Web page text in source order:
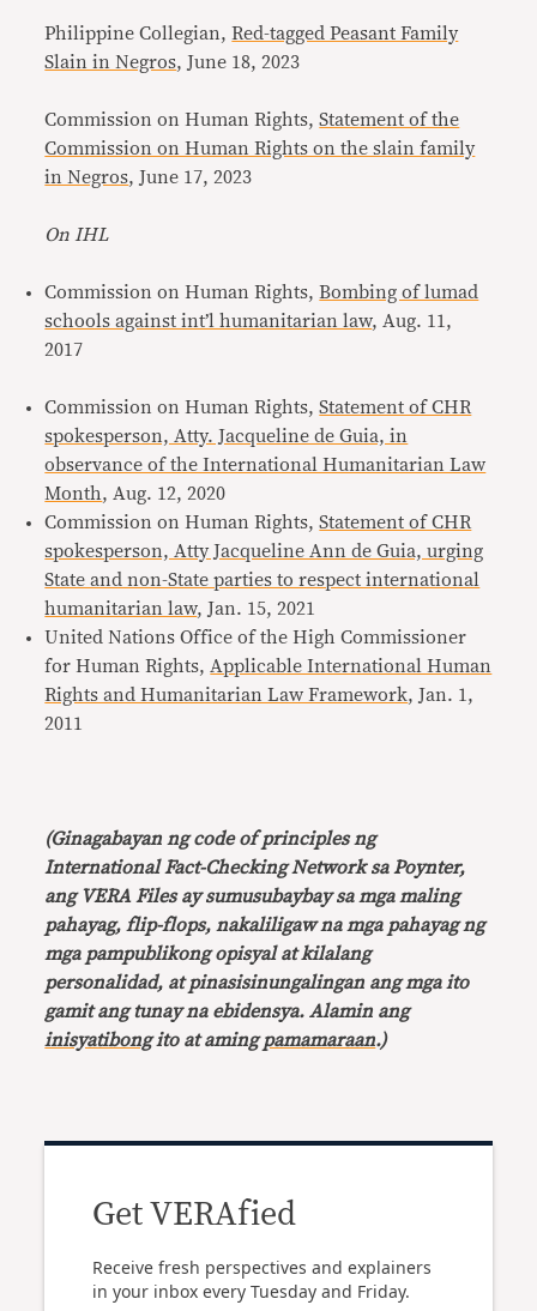
Philippine Collegian,Red-tagged Peasant Family
Slain in Negros, June 18, 2023
Commission on Human Rights,Statement of the
Commission on Human Rights on the slain family
in Negros, June 17, 2023
On IHL
Commission on Human Rights,Bombing of lumad
schools against int’l humanitarian law, Aug. 11,
2017
Commission on Human Rights,Statement of CHR
spokesperson, Atty. Jacqueline de Guia, in
observance of the International Humanitarian Law
Month, Aug. 12, 2020
Commission on Human Rights,Statement of CHR
spokesperson, Atty Jacqueline Ann de Guia, urging
State and non-State parties to respect international
humanitarian law, Jan. 15, 2021
United Nations Office of the High Commissioner
for Human Rights,Applicable International Human
Rights and Humanitarian Law Framework, Jan. 1,
2011
(Ginagabayan ng code of principles ng
International Fact-Checking Network sa Poynter,
ang VERA Files ay sumusubaybay sa mga maling
pahayag, flip-flops, nakaliligaw na mga pahayag ng
mga pampublikong opisyal at kilalang
personalidad, at pinasisinungalingan ang mga ito
gamit ang tunay na ebidensya. Alamin ang
inisyatibongito at amingpamamaraan.)
Get VERAfied
Receive fresh perspectives and explainers
in your inbox every Tuesday and Friday.